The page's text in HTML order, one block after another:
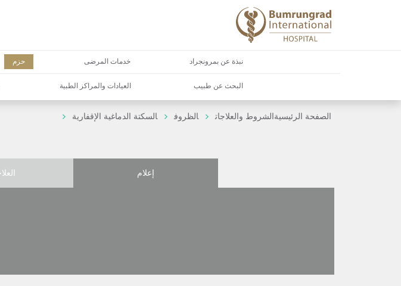
نبذة عن بمرونجراد خدمات المرضى حزم
البحث عن طبيب العيادات والمراكز الطبية
الصفحة الرئيسية الشروط والعلاجات الظروف السكتة الدماغية الإقفارية
إعلام